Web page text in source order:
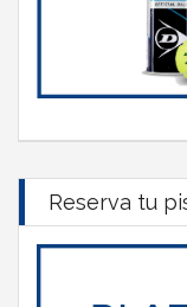
Reserva tu